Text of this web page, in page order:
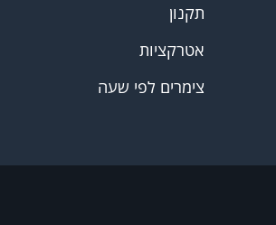
תקנון
אטרקציות
צימרים לפי שעה